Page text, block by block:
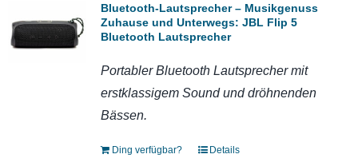
Bluetooth-Lautsprecher – Musikgenuss
Zuhause und Unterwegs: JBL Flip 5
Bluetooth Lautsprecher
Portabler Bluetooth Lautsprecher mit
erstklassigem Sound und dröhnenden
Bässen.
Ding verfügbar? Details